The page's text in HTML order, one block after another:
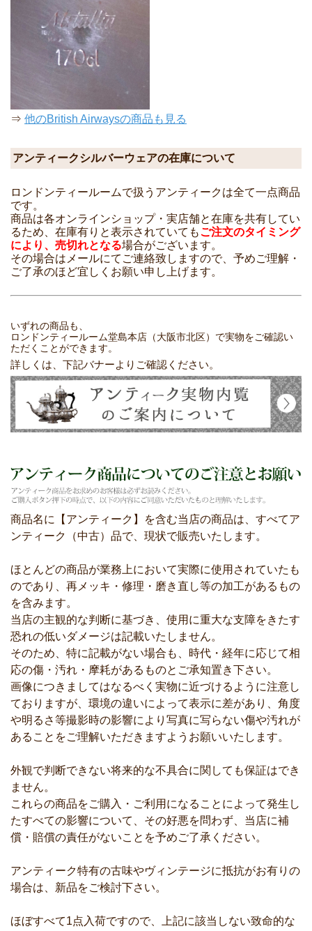
⇒ 他のBritish Airwaysの商品も見る
アンティークシルバーウェアの在庫について
ロンドンティールームで扱うアンティークは全て一点商品
です。
商品は各オンラインショップ・実店舗と在庫を共有してい
るため、在庫有りと表示されていてもご注文のタイミング
により、売切れとなる場合がございます。
その場合はメールにてご連絡致しますので、予めご理解・
ご了承のほど宜しくお願い申し上げます。
いずれの商品も、
ロンドンティールーム堂島本店（大阪市北区）で実物をご確認い
ただくことができます。
詳しくは、下記バナーよりご確認ください。
商品名に【アンティーク】を含む当店の商品は、すべてア
ンティーク（中古）品で、現状で販売いたします。
ほとんどの商品が業務上において実際に使用されていたも
のであり、再メッキ・修理・磨き直し等の加工があるもの
を含みます。
当店の主観的な判断に基づき、使用に重大な支障をきたす
恐れの低いダメージは記載いたしません。
そのため、特に記載がない場合も、時代・経年に応じて相
応の傷・汚れ・摩耗があるものとご承知置き下さい。
画像につきましてはなるべく実物に近づけるように注意し
ておりますが、環境の違いによって表示に差があり、角度
や明るさ等撮影時の影響により写真に写らない傷や汚れが
あることをご理解いただきますようお願いいたします。
外観で判断できない将来的な不具合に関しても保証はでき
ません。
これらの商品をご購入・ご利用になることによって発生し
たすべての影響について、その好悪を問わず、当店に補
償・賠償の責任がないことを予めご了承ください。
アンティーク特有の古味やヴィンテージに抵抗がお有りの
場合は、新品をご検討下さい。
ほぼすべて1点入荷ですので、上記に該当しない致命的な